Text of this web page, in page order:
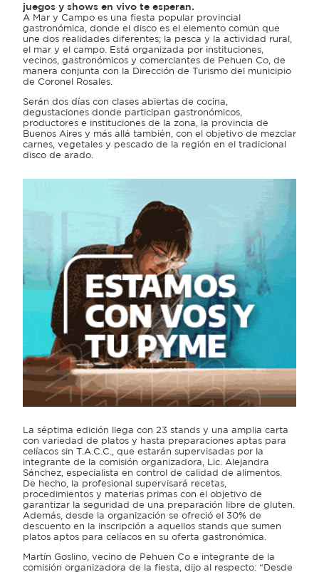
juegos y shows en vivo te esperan.
A Mar y Campo es una fiesta popular provincial
gastronómica, donde el disco es el elemento común que
une dos realidades diferentes; la pesca y la actividad rural,
el mar y el campo. Está organizada por instituciones,
vecinos, gastronómicos y comerciantes de Pehuen Co, de
manera conjunta con la Dirección de Turismo del municipio
de Coronel Rosales.
Serán dos días con clases abiertas de cocina,
degustaciones donde participan gastronómicos,
productores e instituciones de la zona, la provincia de
Buenos Aires y más allá también, con el objetivo de mezclar
carnes, vegetales y pescado de la región en el tradicional
disco de arado.
La séptima edición llega con 23 stands y una amplia carta
con variedad de platos y hasta preparaciones aptas para
celíacos sin T.A.C.C., que estarán supervisadas por la
integrante de la comisión organizadora, Lic. Alejandra
Sánchez, especialista en control de calidad de alimentos.
De hecho, la profesional supervisará recetas,
procedimientos y materias primas con el objetivo de
garantizar la seguridad de una preparación libre de gluten.
Además, desde la organización se ofreció el 30% de
descuento en la inscripción a aquellos stands que sumen
platos aptos para celíacos en su oferta gastronómica.
Martín Goslino, vecino de Pehuen Co e integrante de la
comisión organizadora de la fiesta, dijo al respecto: “Desde